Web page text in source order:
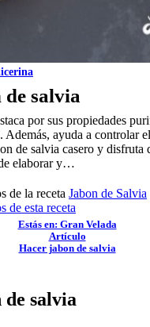
salvia
por sus propiedades
Además, ayuda a controlar
de salvia casero y disfruta
elaborar y…
de la receta Jabon de Salvia
de esta receta
Estás en: Gran Velada
Artículo
Hacer jabon de salvia
salvia